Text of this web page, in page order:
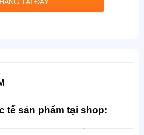
TẠI ĐÂY
tế sản phẩm tại shop:
——————